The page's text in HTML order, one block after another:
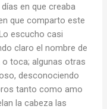
en que creaba
que comparto este
escucho casi
claro el nombre de
o toca; algunas otras
desconociendo
tanto como amo
la cabeza las